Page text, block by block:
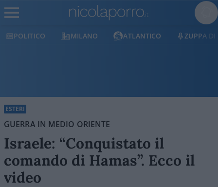
POLITICO MILANO ATLANTICO ZUPPA DI
ESTERI
GUERRA IN MEDIO ORIENTE
Israele: “Conquistato il
comando di Hamas”. Ecco il
video